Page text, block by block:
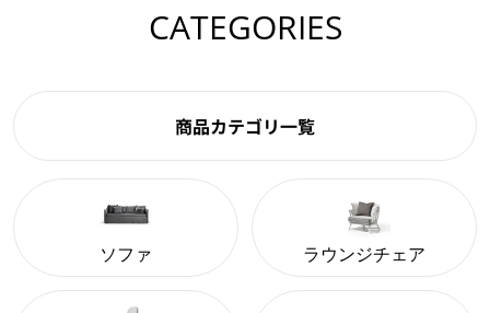
CATEGORIES
商品カテゴリ一覧
ソファ ラウンジチェア